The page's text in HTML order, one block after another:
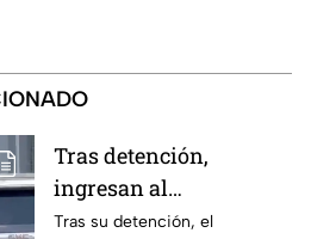
Tras detención,
ingresan al
exgobernador Ángel
Tras su detención, el